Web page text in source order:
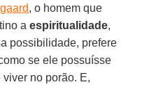
, o homem que
aespiritualidade,
possibilidade, prefere
se ele possuísse
no porão. E,